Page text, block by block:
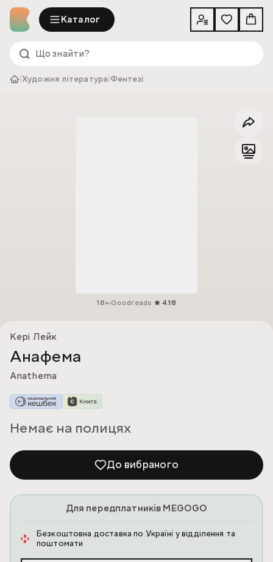
Каталог
|Художня література Фентезі
18+ Goodreads 4.18
Кері Лейк
Анафема
Anathema
Немає на полицях
До вибраного
Для передплатників MEGOGO
Безкоштовна доставка по Україні у відділення та
поштомати